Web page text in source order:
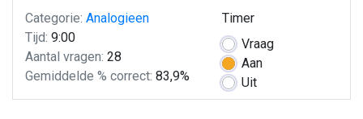
Categorie: Analogieen
Tijd: 9:00
Aantal vragen: 28
Gemiddelde % correct: 83,9%
Timer
Vraag
Aan
Uit